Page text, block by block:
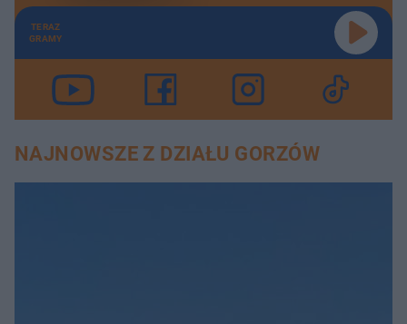
TERAZ
GRAMY
NAJNOWSZE Z DZIAŁU GORZÓW